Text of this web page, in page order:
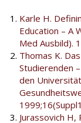
Karle H.
Education – A
Med Ausbild).
Thomas K.
Studierenden
den
Jurassovich H,